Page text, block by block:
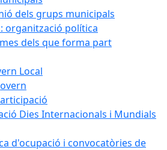
dels grups municipals
organització política
dels que forma part
Local
Dies Internacionals i Mundials
d'ocupació i convocatòries de